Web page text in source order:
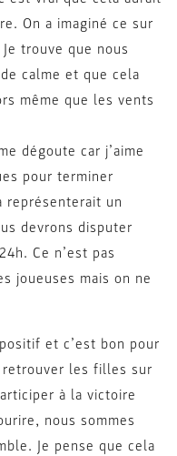
On a imaginé ce sur
trouve que nous
calme et que cela
même que les vents
dégoute car j’aime
pour terminer
représenterait un
devrons disputer
Ce n’est pas
joueuses mais on ne
et c’est bon pour
retrouver les filles sur
à la victoire
nous sommes
Je pense que cela